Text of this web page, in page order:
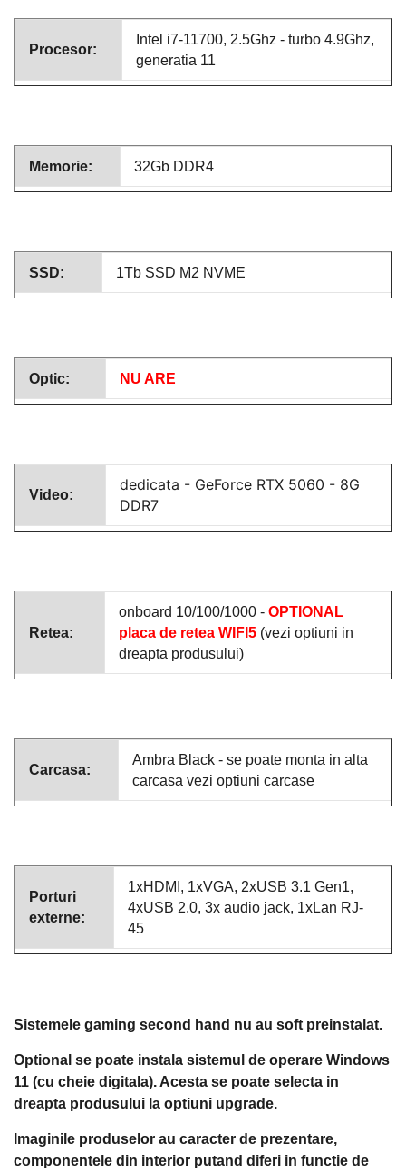
Procesor:
Intel i7-11700, 2.5Ghz - turbo 4.9Ghz,
generatia 11
Memorie: 32Gb DDR4
SSD: 1Tb SSD M2 NVME
Optic: NU ARE
Video:
dedicata - GeForce RTX 5060 - 8G
DDR7
Retea:
onboard 10/100/1000 - OPTIONAL
placa de retea WIFI5 (vezi optiuni in
dreapta produsului)
Carcasa:
Ambra Black - se poate monta in alta
carcasa vezi optiuni carcase
Porturi
externe:
1xHDMI, 1xVGA, 2xUSB 3.1 Gen1,
4xUSB 2.0, 3x audio jack, 1xLan RJ-
45
Sistemele gaming second hand nu au soft preinstalat.
Optional se poate instala sistemul de operare Windows
11 (cu cheie digitala). Acesta se poate selecta in
dreapta produsului la optiuni upgrade.
Imaginile produselor au caracter de prezentare,
componentele din interior putand diferi in functie de